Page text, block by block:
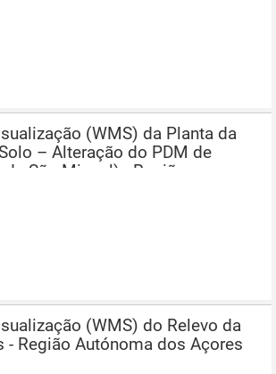
(WMS) da Planta da
– Alteração do PDM de
São Miguel) - Região
(WMS) do Relevo da
- Região Autónoma dos Açores